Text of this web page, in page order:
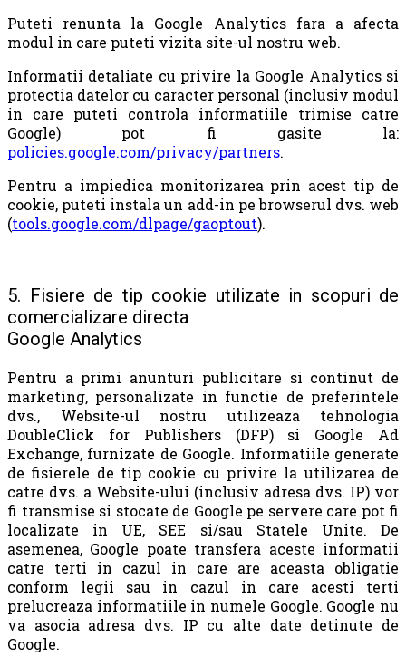
Puteti renunta la Google Analytics fara a afecta
modul in care puteti vizita site-ul nostru web.
Informatii detaliate cu privire la Google Analytics si
protectia datelor cu caracter personal (inclusiv modul
in care puteti controla informatiile trimise catre
Google) pot fi gasite la:
policies.google.com/privacy/partners.
Pentru a impiedica monitorizarea prin acest tip de
cookie, puteti instala un add-in pe browserul dvs. web
(tools.google.com/dlpage/gaoptout).
5. Fisiere de tip cookie utilizate in scopuri de
comercializare directa
Google Analytics
Pentru a primi anunturi publicitare si continut de
marketing, personalizate in functie de preferintele
dvs., Website-ul nostru utilizeaza tehnologia
DoubleClick for Publishers (DFP) si Google Ad
Exchange, furnizate de Google. Informatiile generate
de fisierele de tip cookie cu privire la utilizarea de
catre dvs. a Website-ului (inclusiv adresa dvs. IP) vor
fi transmise si stocate de Google pe servere care pot fi
localizate in UE, SEE si/sau Statele Unite. De
asemenea, Google poate transfera aceste informatii
catre terti in cazul in care are aceasta obligatie
conform legii sau in cazul in care acesti terti
prelucreaza informatiile in numele Google. Google nu
va asocia adresa dvs. IP cu alte date detinute de
Google.